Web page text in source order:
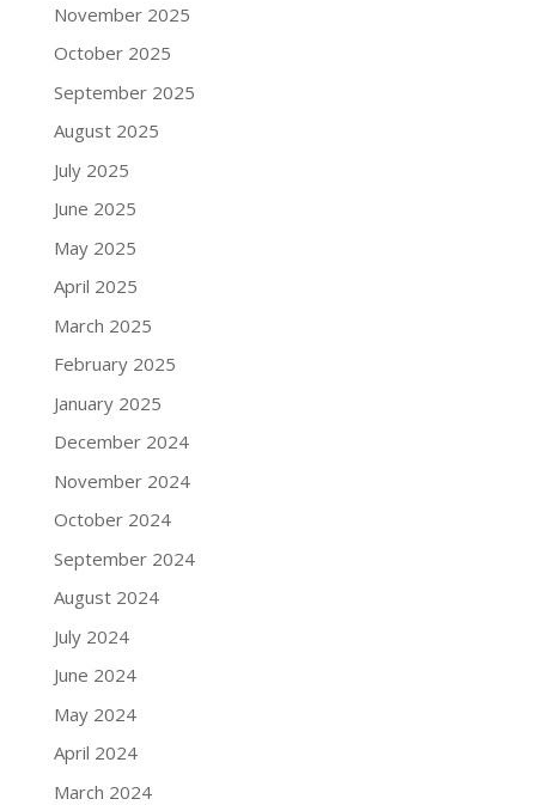
November 2025
October 2025
September 2025
August 2025
July 2025
June 2025
May 2025
April 2025
March 2025
February 2025
January 2025
December 2024
November 2024
October 2024
September 2024
August 2024
July 2024
June 2024
May 2024
April 2024
March 2024